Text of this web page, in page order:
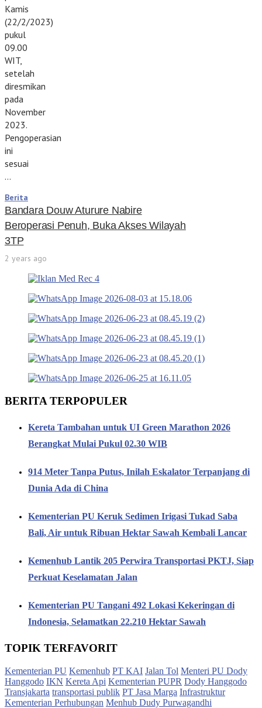
Kamis
(22/2/2023)
pukul
09.00
WIT,
setelah
diresmikan
pada
November
2023.
Pengoperasian
ini
sesuai
…
Berita
Bandara Douw Aturure Nabire
Beroperasi Penuh, Buka Akses Wilayah
3TP
2 years ago
BERITA TERPOPULER
Kereta Tambahan untuk UI Green Marathon 2026
Berangkat Mulai Pukul 02.30 WIB
914 Meter Tanpa Putus, Inilah Eskalator Terpanjang di
Dunia Ada di China
Kementerian PU Keruk Sedimen Irigasi Tukad Saba
Bali, Air untuk Ribuan Hektar Sawah Kembali Lancar
Kemenhub Lantik 205 Perwira Transportasi PKTJ, Siap
Perkuat Keselamatan Jalan
Kementerian PU Tangani 492 Lokasi Kekeringan di
Indonesia, Selamatkan 22.210 Hektar Sawah
TOPIK TERFAVORIT
Kementerian PU Kemenhub PT KAI Jalan Tol Menteri PU Dody
Hanggodo IKN Kereta Api Kementerian PUPR Dody Hanggodo
Transjakarta transportasi publik PT Jasa Marga Infrastruktur
Kementerian Perhubungan Menhub Dudy Purwagandhi